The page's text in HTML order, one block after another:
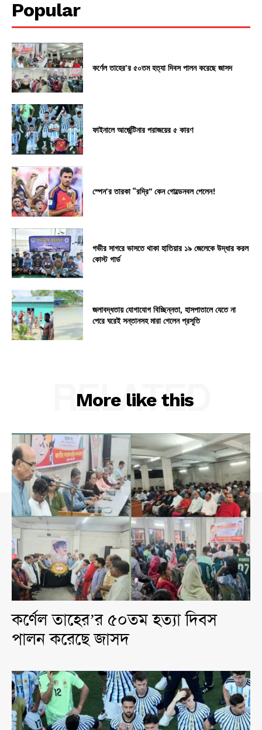
Popular
কর্ণেল তাহের’র ৫০তম হত্যা দিবস পালন করেছে জাসদ
ফাইনালে আর্জেন্টিনার পরাজয়ের ৫ কারণ
স্পেন’র তারকা “রদ্রি” কেন গোল্ডেনবল পেলেন!
গভীর সাগরে ভাসতে থাকা হাতিয়ার ১৯ জেলেকে উদ্ধার করল
কোস্ট গার্ড
জলাবদ্ধতায় যোগাযোগ বিচ্ছিন্নতা, হাসপাতালে যেতে না
পেরে ঘরেই সন্তানসহ মারা গেলেন প্রসূতি
More like this
RELATED
কর্ণেল তাহের’র ৫০তম হত্যা দিবস
পালন করেছে জাসদ